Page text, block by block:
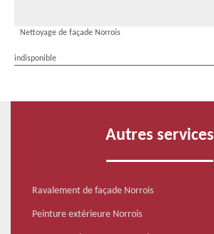
Nettoyage de façade Norrois
indisponible
Autres services
Ravalement de façade Norrois
Peinture extérieure Norrois